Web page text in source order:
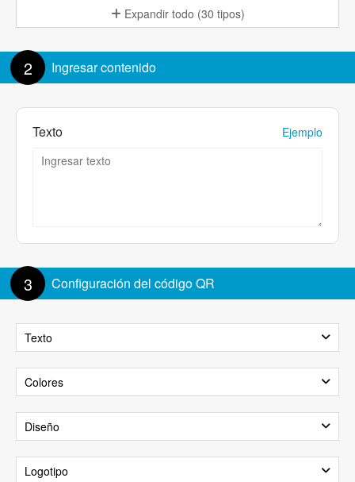
Expandir todo (30 tipos)
2 Ingresar contenido
Texto Ejemplo
3 Configuración del código QR
Texto
Mostrar texto
Tamaño del texto:100%
Colores
Diseño
Logotipo